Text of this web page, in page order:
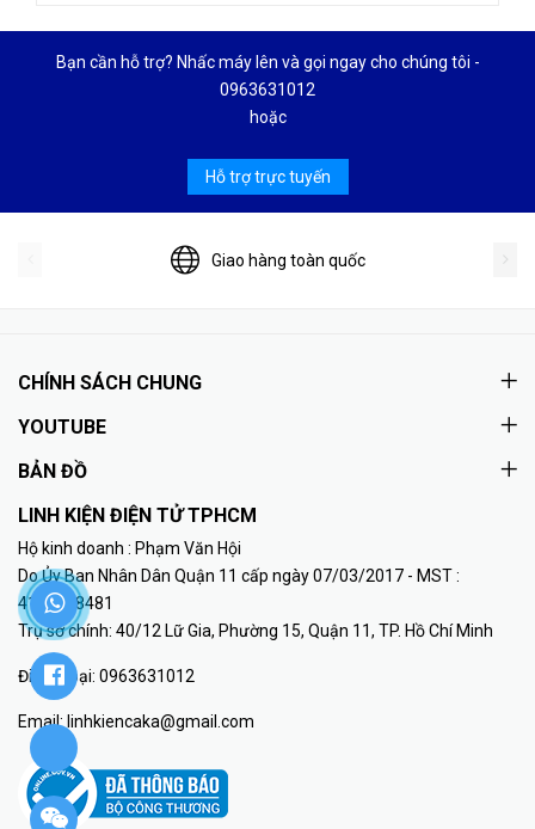
Bạn cần hỗ trợ? Nhấc máy lên và gọi ngay cho chúng tôi -
0963631012
hoặc
Hỗ trợ trực tuyến
Giao hàng toàn quốc
CHÍNH SÁCH CHUNG
YOUTUBE
BẢN ĐỒ
LINH KIỆN ĐIỆN TỬ TPHCM
Hộ kinh doanh : Phạm Văn Hội
Do Ủy Ban Nhân Dân Quận 11 cấp ngày 07/03/2017 - MST :
41K8018481
Trụ sở chính: 40/12 Lữ Gia, Phường 15, Quận 11, TP. Hồ Chí Minh
Điện thoại: 0963631012
Email: linhkiencaka@gmail.com